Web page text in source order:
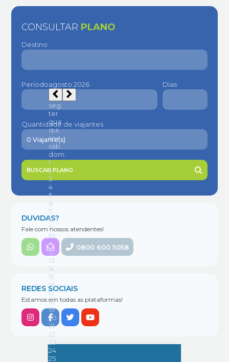
CONSULTAR PLANO
Destino
Período Dias
Quantidade de viajantes
BUSCAR PLANO
DUVIDAS?
Fale com nossos atendentes!
0800 600 5058
REDES SOCIAIS
Estamos em todas as plataformas!